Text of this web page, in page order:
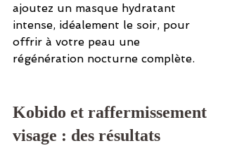
ajoutez un masque hydratant
intense, idéalement le soir, pour
offrir à votre peau une
régénération nocturne complète.
Kobido et raffermissement
visage : des résultats